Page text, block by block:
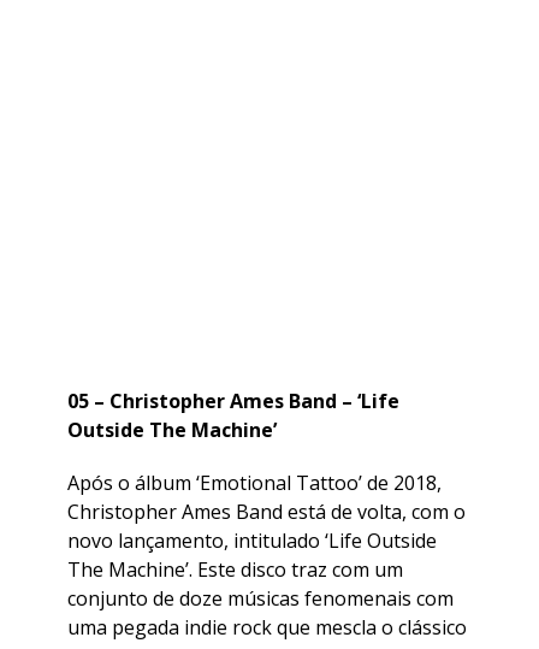
05 – Christopher Ames Band – ‘Life
Outside The Machine’
Após o álbum ‘Emotional Tattoo’ de 2018,
Christopher Ames Band está de volta, com o
novo lançamento, intitulado ‘Life Outside
The Machine’. Este disco traz com um
conjunto de doze músicas fenomenais com
uma pegada indie rock que mescla o clássico